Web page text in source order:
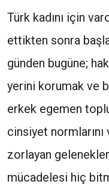
Türk kadını için
ettikten sonra
günden bugüne;
yerini korumak ve
erkek egemen
cinsiyet normlarını
zorlayan
mücadelesi hiç